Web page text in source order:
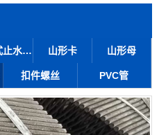
三段式止水丝杆 山形卡 山形母
扣件螺丝 PVC管